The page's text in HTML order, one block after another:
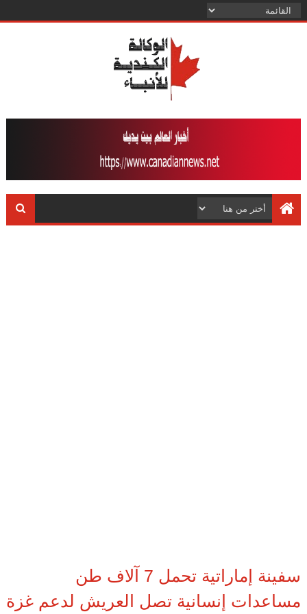
سفينة إماراتية تحمل 7 آلاف طن
مساعدات إنسانية تصل العريش لدعم غزة